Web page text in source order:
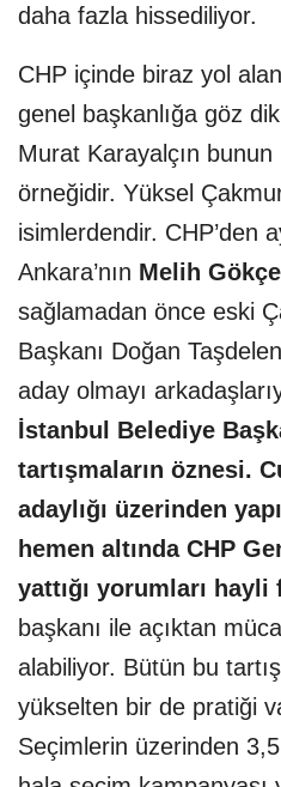
daha fazla hissediliyor.
CHP içinde biraz yol
genel başkanlığa göz
Murat Karayalçın
örneğidir. Yüksel
isimlerdendir. CHP’den
Ankara’nın Melih
sağlamadan önce eski
Başkanı Doğan
aday olmayı
İstanbul Belediye
tartışmaların öznesi.
adaylığı üzerinden
hemen altında CHP
yattığı yorumları hayli
başkanı ile açıktan
alabiliyor. Bütün bu
yükselten bir de pratiği
Seçimlerin üzerinden